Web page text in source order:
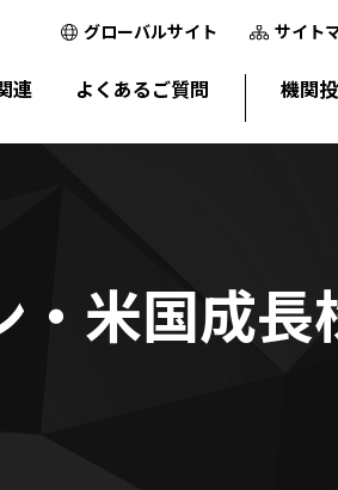
グローバルサイト サイト
連 よくあるご質問 機関
・米国成長